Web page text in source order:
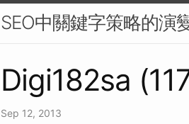
SEO中關鍵字策略的演
Digi182sa
Sep 12, 2013